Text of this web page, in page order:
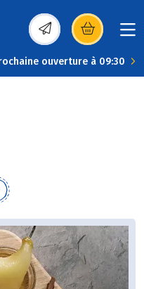
(s’ouvre dans une
ouverture à 09:30